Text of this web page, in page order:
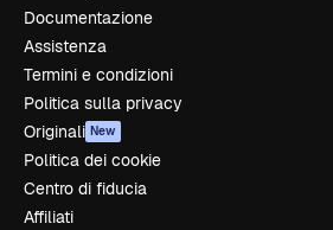
Documentazione
Assistenza
Termini e condizioni
Politica sulla privacy
Originali New
Politica dei cookie
Centro di fiducia
Affiliati